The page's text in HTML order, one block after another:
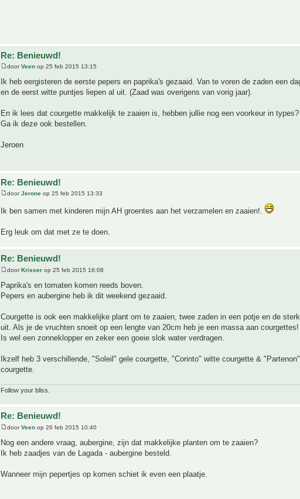
Re: Benieuwd!
doorVeen op 25 feb 2015 13:15
Ik heb eergisteren de eerste pepers en paprika's gezaaid. Van te voren de zaden een
en de eerst witte puntjes liepen al uit. (Zaad was overigens van vorig jaar).
En ik lees dat courgette makkelijk te zaaien is, hebben jullie nog een voorkeur in types?
Ga ik deze ook bestellen.
Jeroen
Re: Benieuwd!
doorJerone op 25 feb 2015 13:33
Ik ben samen met kinderen mijn AH groentes aan het verzamelen en zaaien!.
Erg leuk om dat met ze te doen.
Re: Benieuwd!
doorKrisser op 25 feb 2015 16:08
Paprika's en tomaten komen reeds boven.
Pepers en aubergine heb ik dit weekend gezaaid.
Courgette is ook een makkelijke plant om te zaaien, twee zaden in een potje en de
uit. Als je de vruchten snoeit op een lengte van 20cm heb je een massa aan courgettes!
Is wel een zonneklopper en zeker een goeie slok water verdragen.
Ikzelf heb 3 verschillende, "Soleil" gele courgette, "Corinto" witte courgette &
courgette.
Follow your bliss.
Re: Benieuwd!
doorVeen op 26 feb 2015 10:40
Nog een andere vraag, aubergine, zijn dat makkelijke planten om te zaaien?
Ik heb zaadjes van de Lagada - aubergine besteld.
Wanneer mijn pepertjes op komen schiet ik even een plaatje.